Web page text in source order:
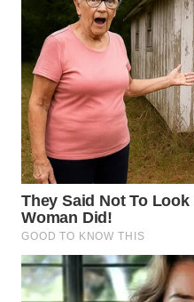
KALTENG
WN
KALTARA
WN
KALSEL
WN
KALTIM
WN
SULSEL